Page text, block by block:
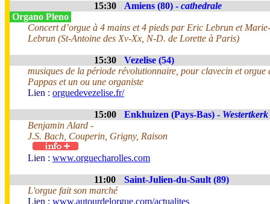
15:30 Amiens (80) - cathedrale
Organo Pleno
Concert d’orgue à 4 mains et 4 pieds par Eric Lebrun et
Lebrun (St-Antoine des Xv-Xx, N-D. de Lorette à Paris)
15:30
Vezelise (54)
musiques de la période révolutionnaire, pour clavecin et orgue
Pappas et un ou une organiste
Lien : orguedevezelise.fr/
15:00 Enkhuizen (Pays-Bas) - Westertkerk
Benjamin Alard -
J.S. Bach, Couperin, Grigny, Raison
Lien : www.orguecharolles.com
11:00
Saint-Julien-du-Sault (89)
L'orgue fait son marché
Lien : www.autourdelorgue.com/actualites